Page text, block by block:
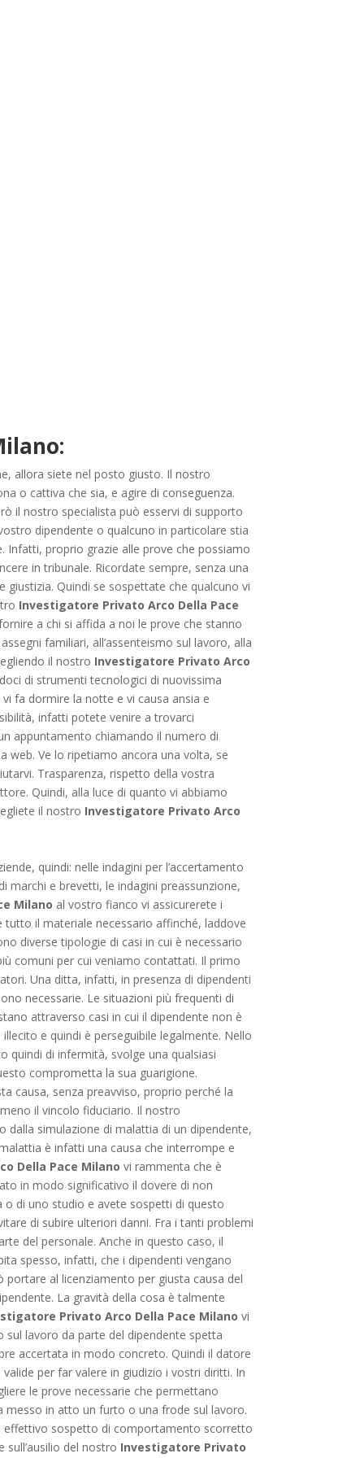
allora siete nel posto giusto. Il nostro
o cattiva che sia, e agire di conseguenza.
il nostro specialista può esservi di supporto
dipendente o qualcuno in particolare stia
Infatti, proprio grazie alle prove che possiamo
in tribunale. Ricordate sempre, senza una
Quindi se sospettate che qualcuno vi
Investigatore Privato Arco Della Pace
a chi si affida a noi le prove che stanno
familiari, all’assenteismo sul lavoro, alla
il nostro Investigatore Privato Arco
di strumenti tecnologici di nuovissima
fa dormire la notte e vi causa ansia e
infatti potete venire a trovarci
appuntamento chiamando il numero di
web. Ve lo ripetiamo ancora una volta, se
Trasparenza, rispetto della vostra
Quindi, alla luce di quanto vi abbiamo
il nostro Investigatore Privato Arco
quindi: nelle indagini per l’accertamento
marchi e brevetti, le indagini preassunzione,
Milano al vostro fianco vi assicurerete i
il materiale necessario affinché, laddove
diverse tipologie di casi in cui è necessario
comuni per cui veniamo contattati. Il primo
Una ditta, infatti, in presenza di dipendenti
necessarie. Le situazioni più frequenti di
attraverso casi in cui il dipendente non è
e quindi è perseguibile legalmente. Nello
quindi di infermità, svolge una qualsiasi
comprometta la sua guarigione.
causa, senza preavviso, proprio perché la
il vincolo fiduciario. Il nostro
dalla simulazione di malattia di un dipendente,
è infatti una causa che interrompe e
Della Pace Milano vi rammenta che è
in modo significativo il dovere di non
o di uno studio e avete sospetti di questo
di subire ulteriori danni. Fra i tanti problemi
del personale. Anche in questo caso, il
spesso, infatti, che i dipendenti vengano
al licenziamento per giusta causa del
La gravità della cosa è talmente
Privato Arco Della Pace Milano vi
lavoro da parte del dipendente spetta
accertata in modo concreto. Quindi il datore
per far valere in giudizio i vostri diritti. In
le prove necessarie che permettano
messo in atto un furto o una frode sul lavoro.
effettivo sospetto di comportamento scorretto
del nostro Investigatore Privato